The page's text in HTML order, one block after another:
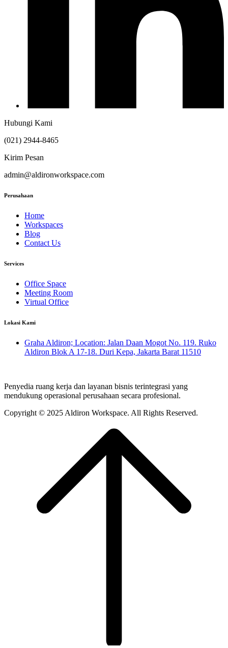
Hubungi Kami
(021) 2944-8465
Kirim Pesan
admin@aldironworkspace.com
Perusahaan
Home
Workspaces
Blog
Contact Us
Services
Office Space
Meeting Room
Virtual Office
Lokasi Kami
Graha Aldiron; Location: Jalan Daan Mogot No. 119. Ruko
Aldiron Blok A 17-18. Duri Kepa, Jakarta Barat 11510
Penyedia ruang kerja dan layanan bisnis terintegrasi yang
mendukung operasional perusahaan secara profesional.
Copyright © 2025 Aldiron Workspace. All Rights Reserved.